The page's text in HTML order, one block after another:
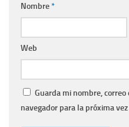
Nombre*
Web
Guarda mi nombre,
navegador para la próxima